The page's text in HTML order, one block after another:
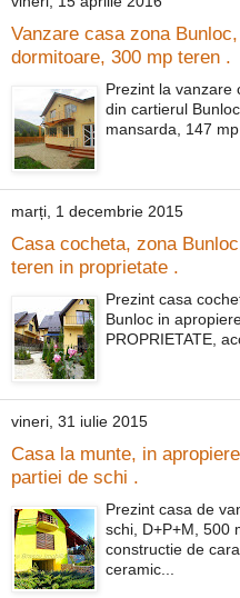
Vanzare casa zona
dormitoare, 300 mp teren .
Prezint la vanzare
din cartierul
mansarda, 147
marți, 1 decembrie 2015
Casa cocheta, zona
teren in proprietate .
Prezint casa
Bunloc in
PROPRIETATE,
vineri, 31 iulie 2015
Casa la munte, in
partiei de schi .
Prezint casa de
schi, D+P+M, 500
constructie de
ceramic...